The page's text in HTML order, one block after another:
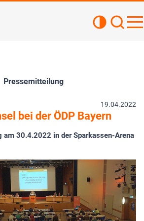
Pressemitteilung
19.04.2022
bei der ÖDP Bayern
am 30.4.2022 in der Sparkassen-Arena